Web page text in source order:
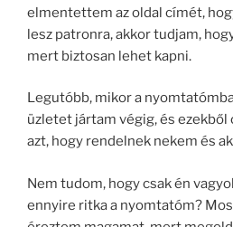
elmentettem az oldal címét,
lesz patronra, akkor tudjam,
mert biztosan lehet kapni.
Legutóbb, mikor a
üzletet jártam végig, és ezekből
azt, hogy rendelnek nekem és
Nem tudom, hogy csak én
ennyire ritka a nyomtatóm?